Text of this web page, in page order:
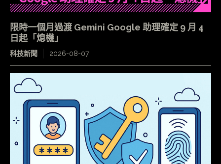
限時一個月過渡 Gemini Google 助理確定 9 月 4
日起「熄機」
科技新聞 2026-08-07